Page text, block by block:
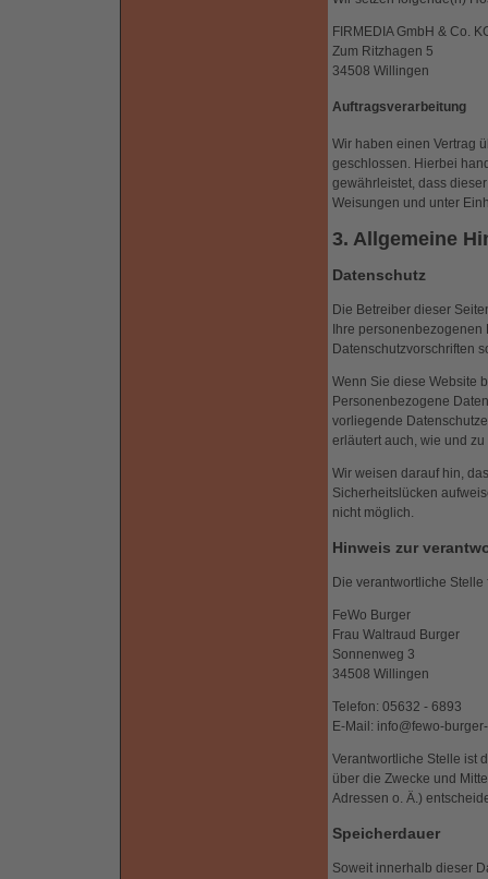
FIRMEDIA GmbH & Co.
Zum Ritzhagen 5
34508 Willingen
Auftragsverarbeitung
Wir haben einen Vertrag
geschlossen. Hierbei
gewährleistet, dass
Weisungen und unter
3. Allgemeine
Datenschutz
Die Betreiber dieser
Ihre
Datenschutzvorschriften
Wenn Sie diese Website
Personenbezogene
vorliegende
erläutert auch, wie und
Wir weisen darauf hin,
Sicherheitslücken
nicht möglich.
Hinweis zur
Die verantwortliche
FeWo Burger
Frau Waltraud Burger
Sonnenweg 3
34508 Willingen
Telefon: 05632 - 6893
E-Mail: info@fewo-
Verantwortliche Stelle ist
über die Zwecke und
Adressen o. Ä.)
Speicherdauer
Soweit innerhalb dieser